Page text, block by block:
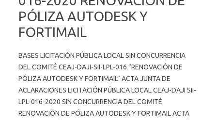
PÓLIZA AUTODESK Y
FORTIMAIL
BASES LICITACIÓN PÚBLICA LOCAL SIN CONCURRENCIA
DEL COMITÉ CEAJ-DAJI-SII-LPL-016 “RENOVACIÓN DE
PÓLIZA AUTODESK Y FORTIMAIL” ACTA JUNTA DE
ACLARACIONES LICITACIÓN PÚBLICA LOCAL CEAJ-DAJI SII-
LPL-016-2020 SIN CONCURRENCIA DEL COMITÉ
RENOVACIÓN DE PÓLIZA AUTODESK Y FORTIMAIL ACTA